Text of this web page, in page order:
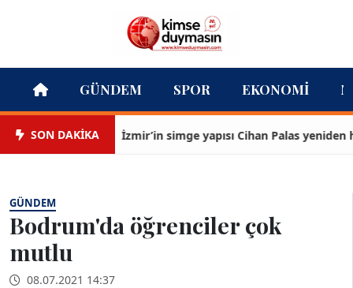
GÜNDEM SPOR EKONOMI
SON DAKİKAİzmir’in simge yapısı Cihan Palas yeniden
GÜNDEM
Bodrum'da öğrenciler çok
mutlu
08.07.2021 14:37